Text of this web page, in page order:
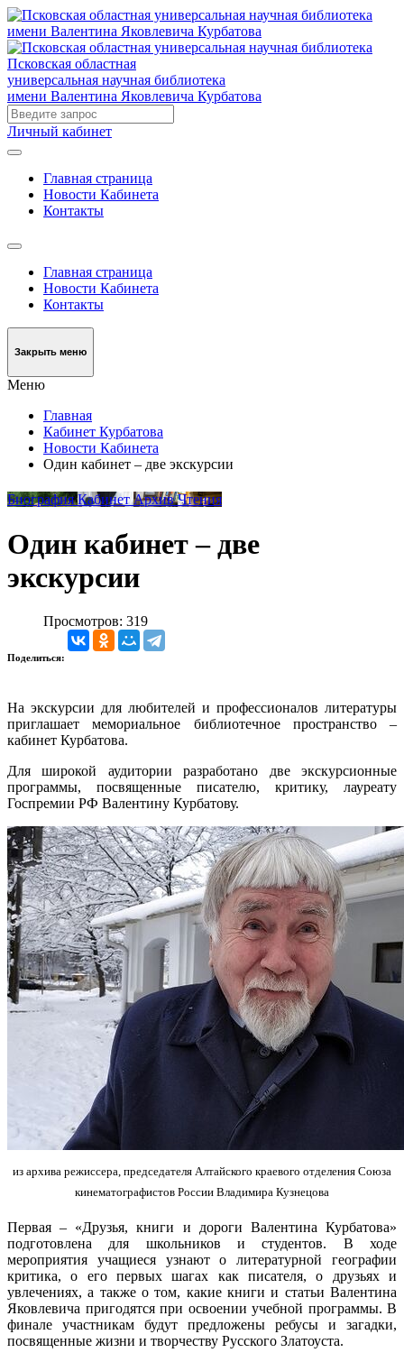
Псковская областная
универсальная научная библиотека
имени Валентина Яковлевича Курбатова
Личный кабинет
Главная страница
Новости Кабинета
Контакты
Главная страница
Новости Кабинета
Контакты
Закрыть меню
Меню
Главная
Кабинет Курбатова
Новости Кабинета
Один кабинет – две экскурсии
БиографияКабинетАрхивЧтения
Один кабинет – две
экскурсии
Просмотров: 319
Поделиться:
На экскурсии для любителей и профессионалов литературы
приглашает мемориальное библиотечное пространство –
кабинет Курбатова.
Для широкой аудитории разработано две экскурсионные
программы, посвященные писателю, критику, лауреату
Госпремии РФ Валентину Курбатову.
из архива режиссера, председателя Алтайского краевого отделения Союза
кинематографистов России Владимира Кузнецова
Первая – «Друзья, книги и дороги Валентина Курбатова»
подготовлена для школьников и студентов. В ходе
мероприятия учащиеся узнают о литературной географии
критика, о его первых шагах как писателя, о друзьях и
увлечениях, а также о том, какие книги и статьи Валентина
Яковлевича пригодятся при освоении учебной программы. В
финале участникам будут предложены ребусы и загадки,
посвященные жизни и творчеству Русского Златоуста.